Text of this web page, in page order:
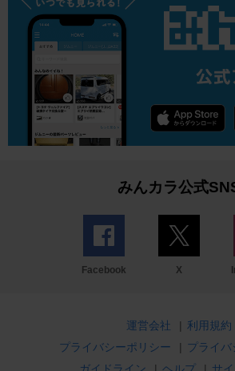
みんカラ公式
Facebook X
運営会社 | 利用規約
プライバシーポリシー
| プライバ